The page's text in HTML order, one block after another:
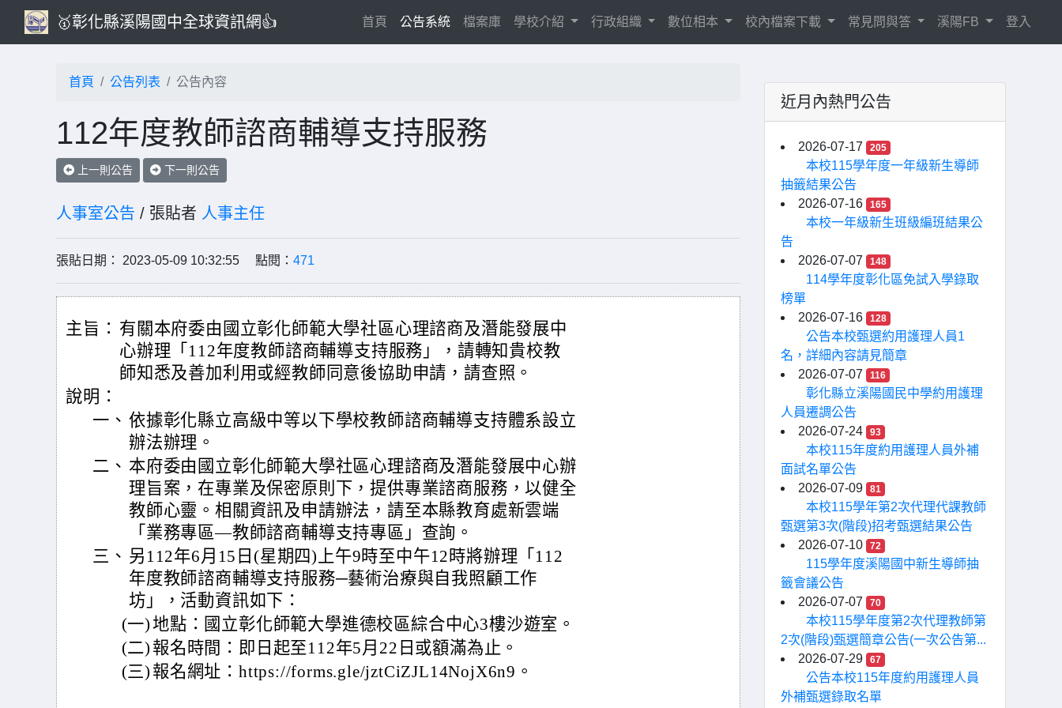
🥇彰化縣溪陽國中全球資訊網👍 首頁(current)
公告系統 檔案庫 學校介紹 行政組織 數位相本 校內檔案下載 常見問與答 溪陽FB 登入
首頁 公告列表 公告內容
112年度教師諮商輔導支持服務
上一則公告 下一則公告
人事室公告 / 張貼者 人事主任
張貼日期： 2023-05-09 10:32:55 點閱： 471
主旨： 有關本府委由國立彰化師範大學社區心理諮商及潛能發展中
心辦理「112年度教師諮商輔導支持服務」，請轉知貴校教
師知悉及善加利用或經教師同意後協助申請，請查照。
說明：
一、 依據彰化縣立高級中等以下學校教師諮商輔導支持體系設立
辦法辦理。
二、 本府委由國立彰化師範大學社區心理諮商及潛能發展中心辦
理旨案，在專業及保密原則下，提供專業諮商服務，以健全
教師心靈。相關資訊及申請辦法，請至本縣教育處新雲端
「業務專區—教師諮商輔導支持專區」查詢。
三、 另112年6月15日(星期四)上午9時至中午12時將辦理「112
年度教師諮商輔導支持服務─藝術治療與自我照顧工作
坊」，活動資訊如下：
(一)地點：國立彰化師範大學進德校區綜合中心3樓沙遊室。
(二) 報名時間：即日起至112年5月22日或額滿為止。
(三) 報名網址：https://forms.gle/jztCiZJL14NojX6n9。
近月內熱門公告
2026-07-17 205
本校115學年度一年級新生導師
抽籤結果公告
2026-07-16
165
本校一年級新生班級編班結果公
告
2026-07-07
148
114學年度彰化區免試入學錄取
榜單
2026-07-16
128
公告本校甄選約用護理人員1
名，詳細內容請見簡章
2026-07-07
116
彰化縣立溪陽國民中學約用護理
人員遷調公告
2026-07-24
93
本校115年度約用護理人員外補
面試名單公告
2026-07-09
81
本校115學年第2次代理代課教師
甄選第3次(階段)招考甄選結果公告
2026-07-10
72
115學年度溪陽國中新生導師抽
籤會議公告
2026-07-07
70
本校115學年度第2次代理教師第
2次(階段)甄選簡章公告(一次公告第...
2026-07-29
67
公告本校115年度約用護理人員
外補甄選錄取名單